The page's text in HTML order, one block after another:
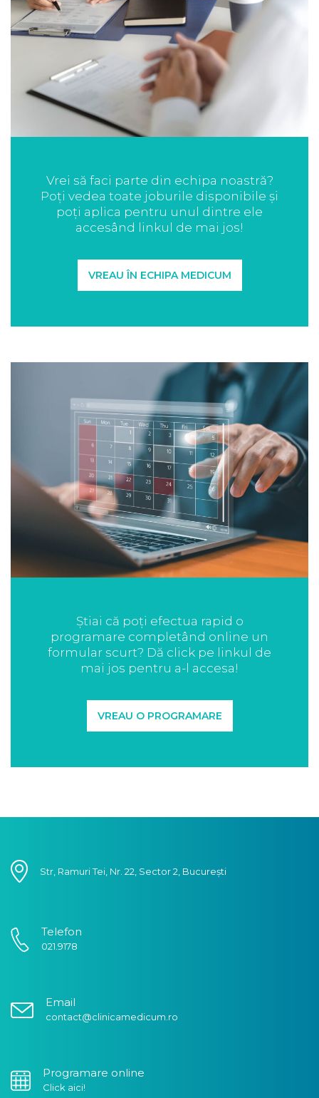
Vrei să faci parte din echipa noastră?
Poți vedea toate joburile disponibile și
poți aplica pentru unul dintre ele
accesând linkul de mai jos!
VREAU ÎN ECHIPA MEDICUM
Știai că poți efectua rapid o
programare completând online un
formular scurt? Dă click pe linkul de
mai jos pentru a-l accesa!
VREAU O PROGRAMARE
Str, Ramuri Tei, Nr. 22, Sector 2, București
Telefon
021.9178
Email
contact@clinicamedicum.ro
Programare online
Click aici!